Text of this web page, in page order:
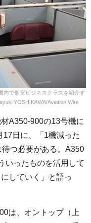
内で個室ビジネスクラスを紹介す
YOSHIKAWA/Aviation Wire
A350-900の13号機に
日に、「1機減った
つ必要がある。A350
いったものを活用して
していく」と語っ
は、オントップ（上